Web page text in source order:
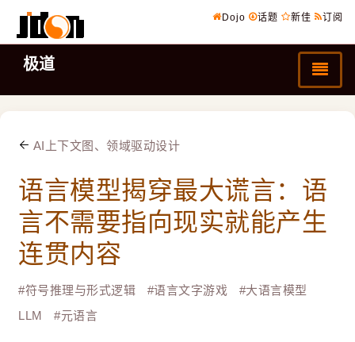
Dojo 话题 新佳 订阅
极道
AI上下文图、领域驱动设计
语言模型揭穿最大谎言：语
言不需要指向现实就能产生
连贯内容
#符号推理与形式逻辑 #语言文字游戏 #大语言模型
LLM
#元语言